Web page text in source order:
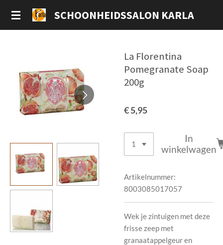
Ga
direct
SCHOONHEIDSSALON KARLA
La Florentina
Pomegranate Soap
200g
€ 5,95
In
winkelwagen
Artikelnummer:
8003085017057
Wek je zintuigen met deze
frisse zeep met
granaatappelgeur en